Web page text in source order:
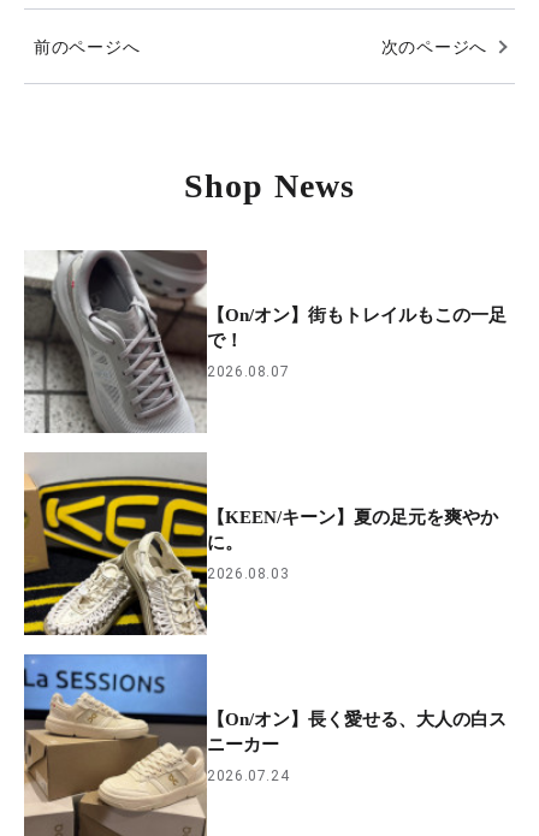
前のページへ 次のページへ
Shop News
【On/オン】街もトレイルもこの一足
で！
2026.08.07
【KEEN/キーン】夏の足元を爽やか
に。
2026.08.03
【On/オン】長く愛せる、大人の白ス
ニーカー
2026.07.24